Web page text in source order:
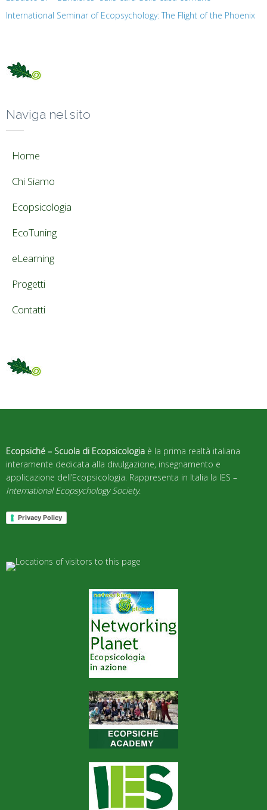
International Seminar of Ecopsychology: The Flight of the Phoenix
Naviga nel sito
Home
Chi Siamo
Ecopsicologia
EcoTuning
eLearning
Progetti
Contatti
Ecopsiché – Scuola di Ecopsicologia è la prima realtà italiana
interamente dedicata alla divulgazione, insegnamento e
applicazione dell’Ecopsicologia. Rappresenta in Italia la IES –
International Ecopsychology Society.
Privacy Policy